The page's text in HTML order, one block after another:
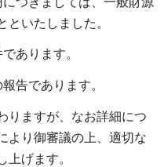
いたしました。
あります。
告であります。
りますが、なお詳細につ
より御審議の上、適切な
上げます。